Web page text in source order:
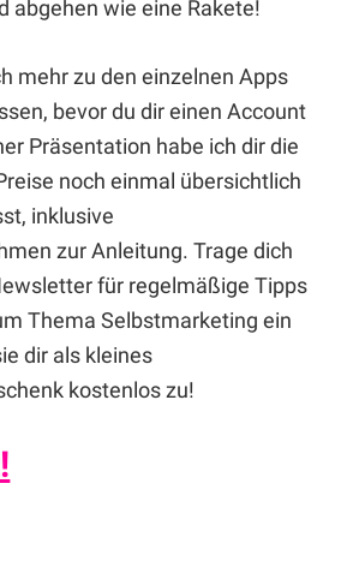
abgehen wie eine Rakete!
mehr zu den einzelnen Apps
bevor du dir einen Account
Präsentation habe ich dir die
noch einmal übersichtlich
inklusive
zur Anleitung. Trage dich
für regelmäßige Tipps
Thema Selbstmarketing ein
dir als kleines
kostenlos zu!